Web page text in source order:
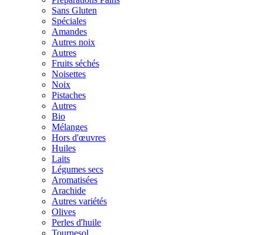
Sans Gluten
Spéciales
Amandes
Autres noix
Autres
Fruits séchés
Noisettes
Noix
Pistaches
Autres
Bio
Mélanges
Hors d'œuvres
Huiles
Laits
Légumes secs
Aromatisées
Arachide
Autres variétés
Olives
Perles d'huile
Tournesol